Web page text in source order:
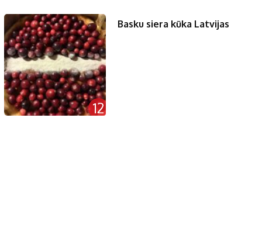
12
Basku siera kūka Latvijas